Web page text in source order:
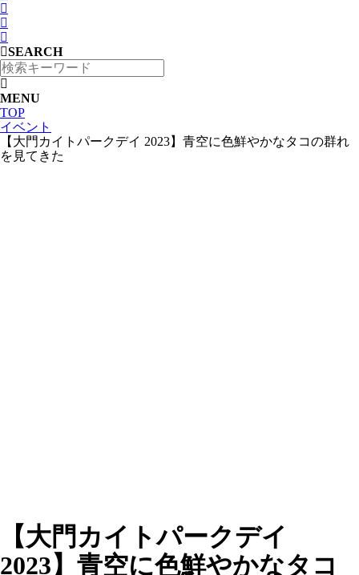
SEARCH
MENU
TOP
イベント
【大門カイトパークデイ 2023】青空に色鮮やかなタコの群れ
を見てきた
【大門カイトパークデイ
2023】青空に色鮮やかなタコ